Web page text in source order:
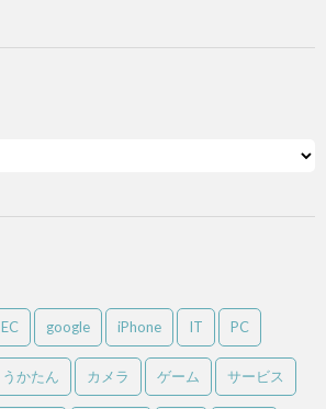
EC google iPhone IT PC
うかたん カメラ ゲーム サービス